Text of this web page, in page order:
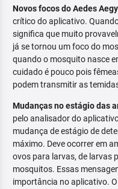
Novos focos do Aedes
crítico do aplicativo.
significa que muito
já se tornou um foco do
quando o mosquito nasce
cuidado é pouco pois
podem transmitir as
Mudanças no estágio das
pelo analisador do
mudança de estágio de
máximo. Deve ocorrer em
ovos para larvas, de larvas
mosquitos. Essas
importância no aplicativo.